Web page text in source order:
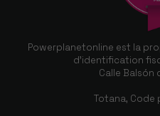
Powerplanetonline est la
d'identification
Calle Balsón
Totana, Code